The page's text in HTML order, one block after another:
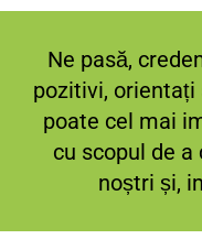
Ne pasă,
pozitivi,
poate cel mai
cu scopul de
noștri și,